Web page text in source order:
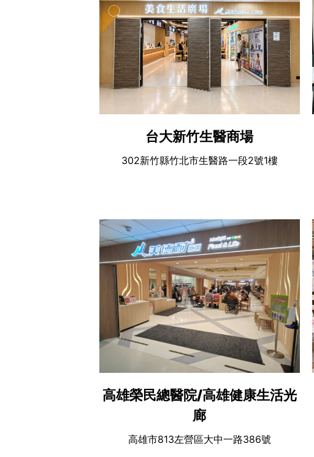
台大新竹生醫商場
302新竹縣竹北市生醫路一段2號1樓
高雄榮民總醫院/高雄健康生活光
廊
高雄市813左營區大中一路386號